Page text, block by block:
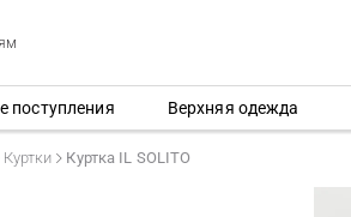
поступления Верхняя одежда
Куртки Куртка IL SOLITO